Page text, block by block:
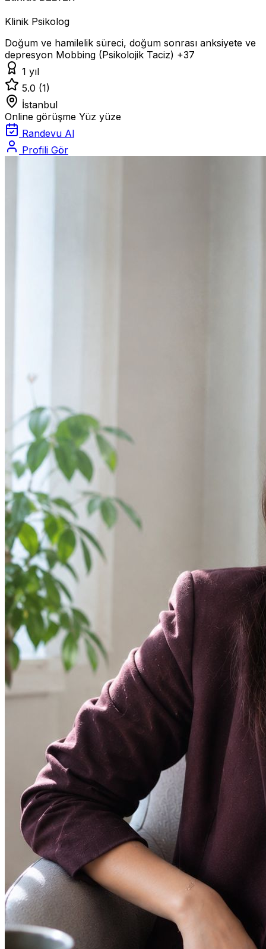
Klinik Psikolog
Doğum ve hamilelik süreci, doğum sonrası anksiyete ve
depresyon Mobbing (Psikolojik Taciz) +37
1 yıl
5.0 (1)
İstanbul
Online görüşme Yüz yüze
Randevu Al
Profili Gör